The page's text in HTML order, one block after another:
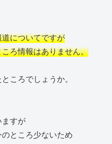
についてですが
ろ情報はありません。
ころでしょうか。
すが
ところ少ないため